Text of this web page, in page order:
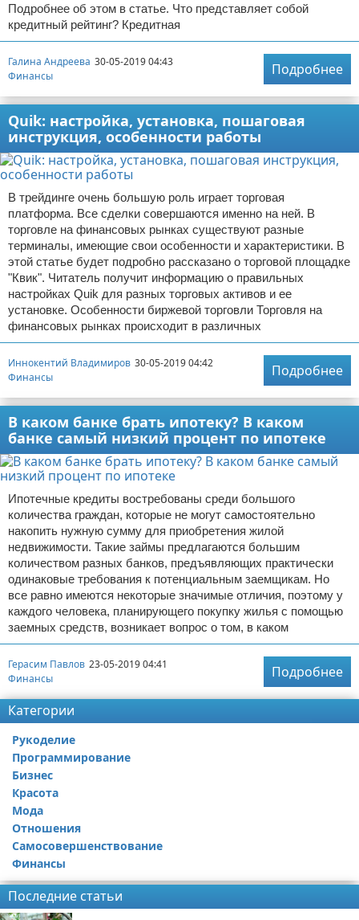
Подробнее об этом в статье. Что представляет собой
кредитный рейтинг? Кредитная
Галина Андреева 30-05-2019 04:43
Финансы
Подробнее
Quik: настройка, установка, пошаговая
инструкция, особенности работы
В трейдинге очень большую роль играет торговая
платформа. Все сделки совершаются именно на ней. В
торговле на финансовых рынках существуют разные
терминалы, имеющие свои особенности и характеристики. В
этой статье будет подробно рассказано о торговой площадке
"Квик". Читатель получит информацию о правильных
настройках Quik для разных торговых активов и ее
установке. Особенности биржевой торговли Торговля на
финансовых рынках происходит в различных
Иннокентий Владимиров 30-05-2019 04:42
Финансы
Подробнее
В каком банке брать ипотеку? В каком
банке самый низкий процент по ипотеке
Ипотечные кредиты востребованы среди большого
количества граждан, которые не могут самостоятельно
накопить нужную сумму для приобретения жилой
недвижимости. Такие займы предлагаются большим
количеством разных банков, предъявляющих практически
одинаковые требования к потенциальным заемщикам. Но
все равно имеются некоторые значимые отличия, поэтому у
каждого человека, планирующего покупку жилья с помощью
заемных средств, возникает вопрос о том, в каком
Герасим Павлов 23-05-2019 04:41
Финансы
Подробнее
Категории
Рукоделие
Программирование
Бизнес
Красота
Мода
Отношения
Самосовершенствование
Финансы
Последние статьи